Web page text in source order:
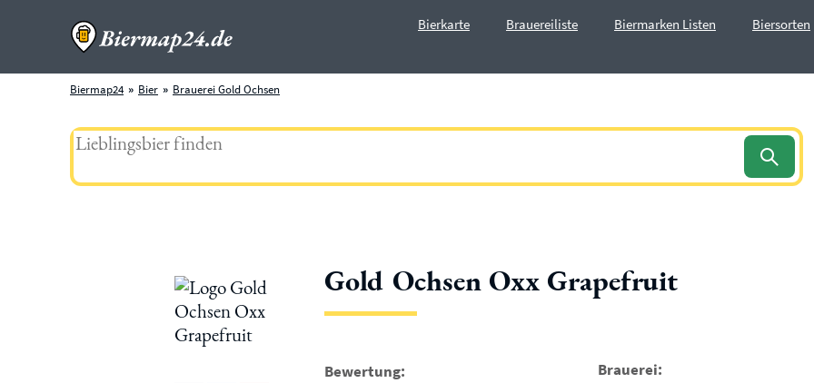
Bierkarte Brauereiliste Biermarken Listen Biersorten
Biermap24 Bier Brauerei Gold Ochsen
Gold Ochsen Oxx Grapefruit
Bewertung: Brauerei: